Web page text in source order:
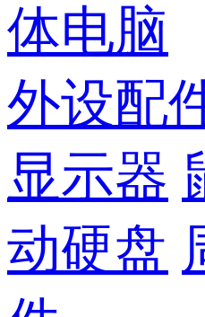
体电脑
外设配
显示器
动硬盘